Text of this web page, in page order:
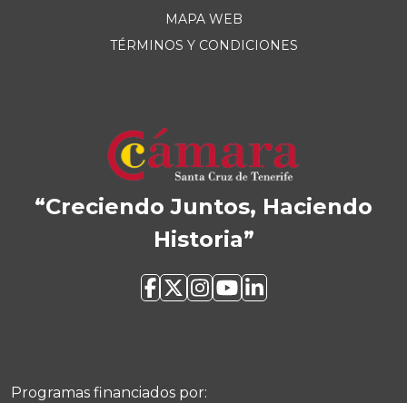
MAPA WEB
TÉRMINOS Y CONDICIONES
“Creciendo Juntos, Haciendo
Historia”
Programas financiados por: